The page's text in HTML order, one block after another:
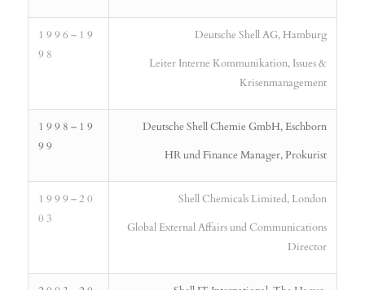
1 9 9 6 – 1 9
9 8
Deutsche Shell AG, Hamburg
Leiter Interne Kommunikation, Issues &
Krisenmanagement
1 9 9 8 – 1 9
9 9
Deutsche Shell Chemie GmbH, Eschborn
HR und Finance Manager, Prokurist
1 9 9 9 – 2 0
0 3
Shell Chemicals Limited, London
Global External Affairs und Communications
Director